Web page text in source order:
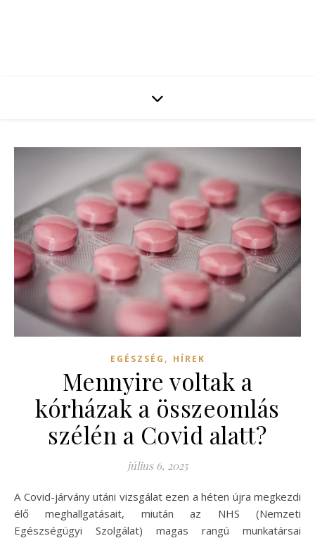
EGÉSZSÉG , HÍREK
Mennyire voltak a
kórházak a összeomlás
szélén a Covid alatt?
július 6, 2025
A Covid-járvány utáni vizsgálat ezen a héten újra megkezdi
élő meghallgatásait, miután az NHS (Nemzeti
Egészségügyi Szolgálat) magas rangú munkatársai